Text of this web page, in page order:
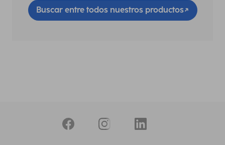
Buscar entre todos nuestros productos